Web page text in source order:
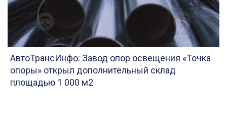
АвтоТрансИнфо: Завод опор освещения «Точка
опоры» открыл дополнительный склад
площадью 1 000 м2